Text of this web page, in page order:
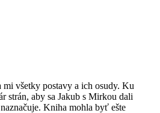
všetky postavy a ich osudy. Ku
strán, aby sa Jakub s Mirkou dali
Kniha mohla byť ešte